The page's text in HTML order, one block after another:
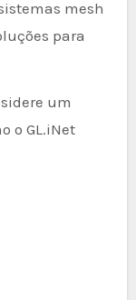
mesh
para
um
o GL.iNet